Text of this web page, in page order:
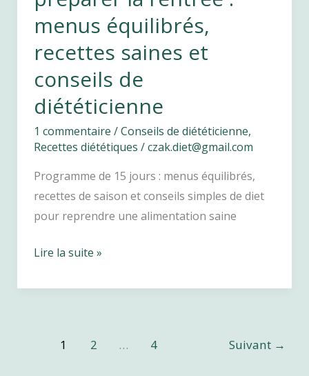
menus équilibrés,
recettes saines et
conseils de
diététicienne
1 commentaire /Conseils de diététicienne,
Recettes diététiques /czak.diet@gmail.com
Programme de 15 jours : menus équilibrés,
recettes de saison et conseils simples de diet
pour reprendre une alimentation saine
15
pour
Lire la suite »
1 2 … 4 Suivant →